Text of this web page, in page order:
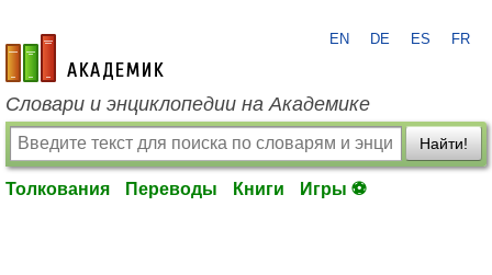
academic.ru
EN DE ES FR
Словари и энциклопедии на Академике
Найти!
Толкования Переводы Книги Игры ⚽